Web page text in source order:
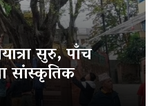
सुरु, पाँच
सांस्कृतिक